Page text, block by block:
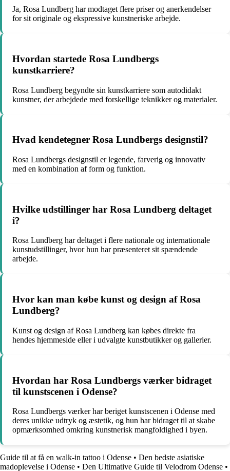
Ja, Rosa Lundberg har modtaget flere priser og anerkendelser
for sit originale og ekspressive kunstneriske arbejde.
Hvordan startede Rosa Lundbergs
kunstkarriere?
Rosa Lundberg begyndte sin kunstkarriere som autodidakt
kunstner, der arbejdede med forskellige teknikker og materialer.
Hvad kendetegner Rosa Lundbergs designstil?
Rosa Lundbergs designstil er legende, farverig og innovativ
med en kombination af form og funktion.
Hvilke udstillinger har Rosa Lundberg deltaget
i?
Rosa Lundberg har deltaget i flere nationale og internationale
kunstudstillinger, hvor hun har præsenteret sit spændende
arbejde.
Hvor kan man købe kunst og design af Rosa
Lundberg?
Kunst og design af Rosa Lundberg kan købes direkte fra
hendes hjemmeside eller i udvalgte kunstbutikker og gallerier.
Hvordan har Rosa Lundbergs værker bidraget
til kunstscenen i Odense?
Rosa Lundbergs værker har beriget kunstscenen i Odense med
deres unikke udtryk og æstetik, og hun har bidraget til at skabe
opmærksomhed omkring kunstnerisk mangfoldighed i byen.
Guide til at få en walk-in tattoo i Odense • Den bedste asiatiske
madoplevelse i Odense • Den Ultimative Guide til Velodrom Odense •